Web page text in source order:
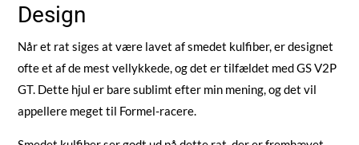
Design
Når et rat siges at være lavet af smedet kulfiber, er designet
ofte et af de mest vellykkede, og det er tilfældet med GS V2P
GT. Dette hjul er bare sublimt efter min mening, og det vil
appellere meget til Formel-racere.